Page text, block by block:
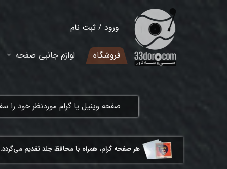
ورود / ثبت نام
تغییر گذر واژه
خروج از حساب کاربری
فروشگاه لوازم جانبی صفحه
​صفحه وینیل یا گرام موردنظر خود را
هر ​صفحه گرام، همراه با محافظ جلد تقدیم می‌گردد.